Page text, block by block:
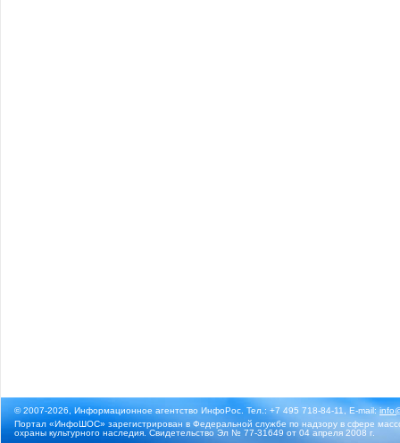
© 2007-2026, Информационное агентство ИнфоРос. Тел.: +7 495 718-84-11, E-mail:
Портал «ИнфоШОС» зарегистрирован в Федеральной службе по надзору в сфере
охраны культурного наследия. Свидетельство Эл № 77-31649 от 04 апреля 2008 г.